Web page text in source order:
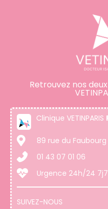
Retrouvez nos
Clinique VETINPARIS
89 rue du Faubourg
01 43 07 01 06
Urgence 24h/24 7j7
SUIVEZ-NOUS